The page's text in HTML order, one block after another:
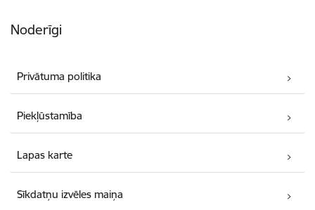
Noderīgi
Privātuma politika
Piekļūstamība
Lapas karte
Sīkdatņu izvēles maiņa